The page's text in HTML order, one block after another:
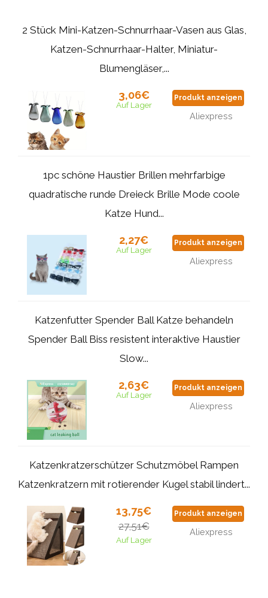
2 Stück Mini-Katzen-Schnurrhaar-Vasen aus Glas,
Katzen-Schnurrhaar-Halter, Miniatur-
Blumengläser,...
3,06€
Auf Lager
Produkt anzeigen
Aliexpress
1pc schöne Haustier Brillen mehrfarbige
quadratische runde Dreieck Brille Mode coole
Katze Hund...
2,27€
Auf Lager
Produkt anzeigen
Aliexpress
Katzenfutter Spender Ball Katze behandeln
Spender Ball Biss resistent interaktive Haustier
Slow...
2,63€
Auf Lager
Produkt anzeigen
Aliexpress
Katzenkratzerschützer Schutzmöbel Rampen
Katzenkratzern mit rotierender Kugel stabil lindert...
13,75€
27,51€
Auf Lager
Produkt anzeigen
Aliexpress